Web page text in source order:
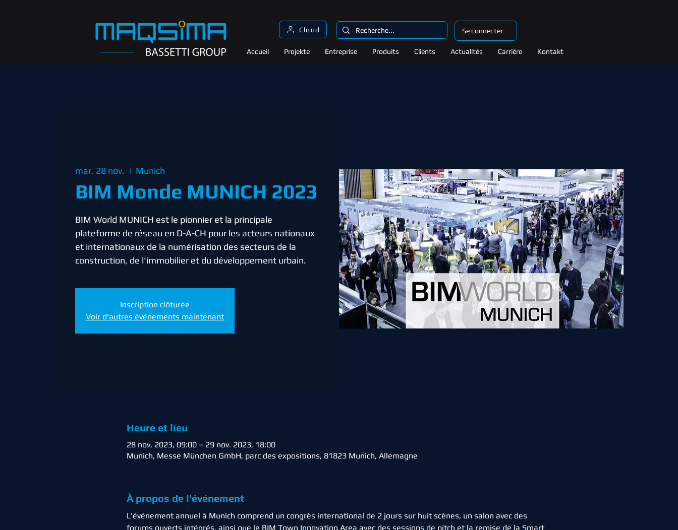
Cloud
Accueil Projekte Entreprise Produits Clients Actualités Carrière Kontakt
Se connecter
mar. 28 nov.
  |
Munich
BIM Monde MUNICH 2023
BIM World MUNICH est le pionnier et la principale
plateforme de réseau en D-A-CH pour les acteurs nationaux
et internationaux de la numérisation des secteurs de la
construction, de l'immobilier et du développement urbain.
Inscription clôturée
Voir d'autres événements maintenant
Heure et lieu
28 nov. 2023, 09:00 – 29 nov. 2023, 18:00
Munich, Messe München GmbH, parc des expositions, 81823 Munich, Allemagne
À propos de l'événement
L'événement annuel à Munich comprend un congrès international de 2 jours sur huit scènes, un salon avec des
forums ouverts intégrés, ainsi que le BIM Town Innovation Area avec des sessions de pitch et la remise de la Smart